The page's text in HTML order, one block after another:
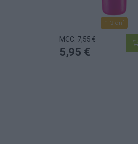
1-3 dní
MOC: 7,55 €
5,95 €